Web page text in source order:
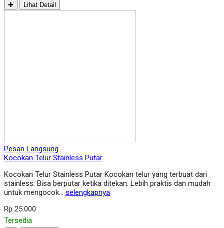
✚ Lihat Detail
Pesan Langsung
Kocokan Telur Stainless Putar
Kocokan Telur Stainless Putar Kocokan telur yang terbuat dari
stainless. Bisa berputar ketika ditekan. Lebih praktis dan mudah
untuk mengocok… selengkapnya
Rp 25.000
Tersedia